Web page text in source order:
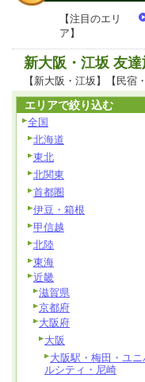
【注目のエリ
ア】
新大阪・江坂 友
【新大阪・江坂】【民
エリアで絞り込む
全国
北海道
東北
北関東
首都圏
伊豆・箱根
甲信越
北陸
東海
近畿
滋賀県
京都府
大阪府
大阪
大阪駅・梅田・ユニ
ルシティ・尼崎